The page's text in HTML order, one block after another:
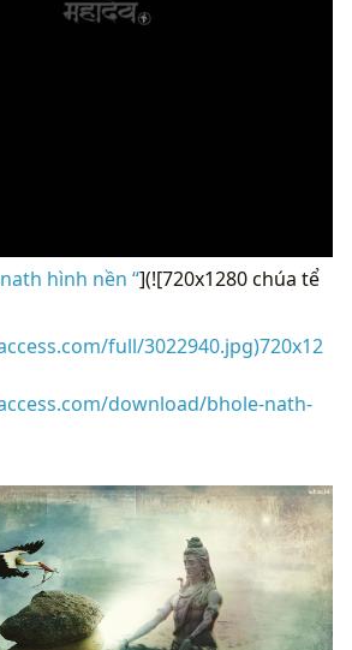
hình nền “](![720x1280 chúa tể
full/3022940.jpg)720x12
download/bhole-nath-